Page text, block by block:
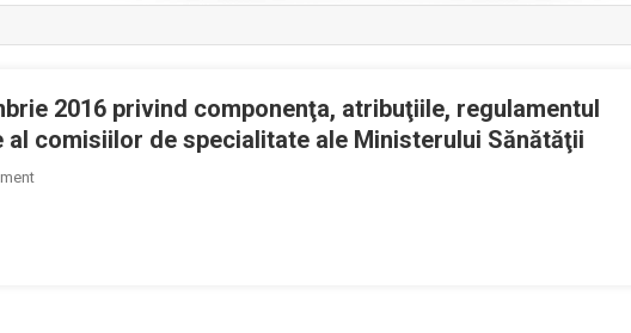
2016 privind componenţa, atribuţiile, regulamentul
comisiilor de specialitate ale Ministerului Sănătăţii
On